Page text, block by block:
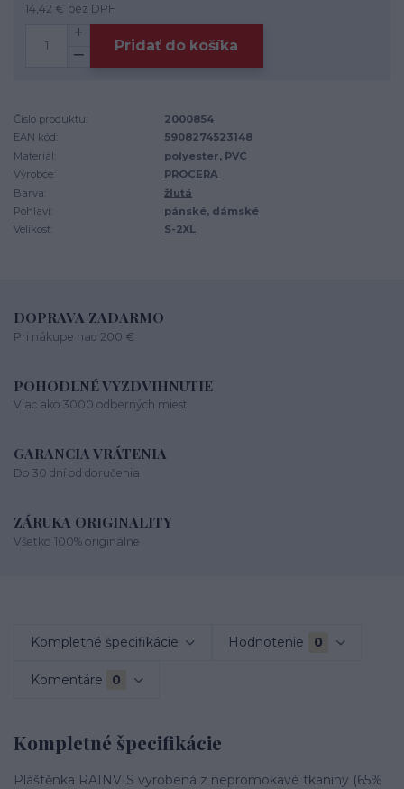
14,42 € bez DPH
Pridať do košíka
Číslo produktu:
2000854
EAN kód:
5908274523148
Materiál:
polyester, PVC
Výrobce:
PROCERA
Barva:
žlutá
Pohlaví:
pánské, dámské
Velikost:
S-2XL
DOPRAVA ZADARMO
Pri nákupe nad 200 €
POHODLNÉ VYZDVIHNUTIE
Viac ako 3000 odberných miest
GARANCIA VRÁTENIA
Do 30 dní od doručenia
ZÁRUKA ORIGINALITY
Všetko 100% originálne
Kompletné špecifikácie Hodnotenie 0
Komentáre 0
Kompletné špecifikácie
Pláštěnka RAINVIS vyrobená z nepromokavé tkaniny (65%